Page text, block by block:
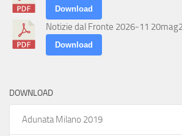
Download
Notizie dal Fronte 2026-11
Download
DOWNLOAD
Adunata Milano 2019